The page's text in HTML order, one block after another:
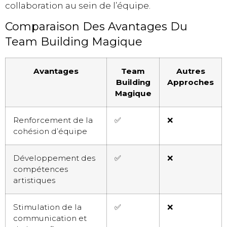
collaboration au sein de l’équipe.
Comparaison Des Avantages Du
Team Building Magique
Avantages
Team
Building
Magique
Autres
Approches
Renforcement de la
cohésion d’équipe
✅ ❌
Développement des
compétences
artistiques
✅ ❌
Stimulation de la
communication et
✅ ❌